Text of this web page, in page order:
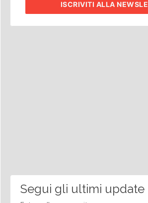
ISCRIVITI ALLA
Segui gli ultimi update